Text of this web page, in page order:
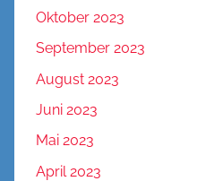
Oktober 2023
September 2023
August 2023
Juni 2023
Mai 2023
April 2023